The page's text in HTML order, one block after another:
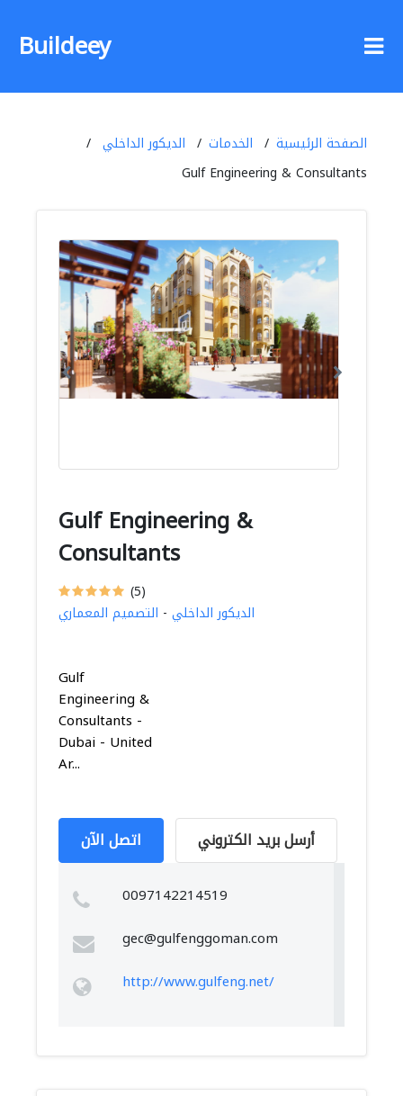
Buildeey
الصفحة الرئيسية الخدمات
الديكور الداخلي
Gulf Engineering & Consultants
Gulf Engineering &
Consultants
(5)
الديكور الداخلي - التصميم المعماري
Gulf
Engineering &
Consultants -
Dubai - United
Ar...
اتصل الآن أرسل بريد الكتروني
0097142214519
gec@gulfenggoman.com
http://www.gulfeng.net/